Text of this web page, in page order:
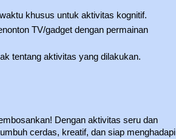
khusus untuk aktivitas kognitif.
TV/gadget dengan permainan
tentang aktivitas yang dilakukan.
Dengan aktivitas seru dan
cerdas, kreatif, dan siap menghadapi